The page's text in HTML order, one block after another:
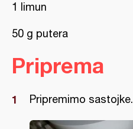
1 limun
50 g putera
Priprema
Pripremimo sastojke.